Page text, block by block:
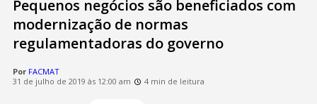
Pequenos negócios são beneficiados com
modernização de normas
regulamentadoras do governo
Por FACMAT
31 de julho de 2019 às 12:00 am
4 min de leitura